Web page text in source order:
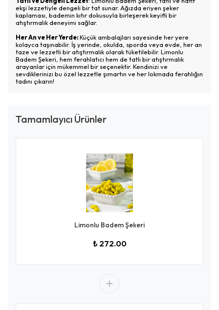
ekşi lezzetiyle dengeli bir tat sunar. Ağızda eriyen şeker
kaplaması, bademin kıtır dokusuyla birleşerek keyifli bir
atıştırmalık deneyimi sağlar.
Her An ve Her Yerde:Küçük ambalajları sayesinde her yere
kolayca taşınabilir. İş yerinde, okulda, sporda veya evde, her an
taze ve lezzetli bir atıştırmalık olarak tüketilebilir. Limonlu
Badem Şekeri, hem ferahlatıcı hem de tatlı bir atıştırmalık
arayanlar için mükemmel bir seçenektir. Kendinizi ve
sevdiklerinizi bu özel lezzetle şımartın ve her lokmada ferahlığın
tadını çıkarın!
Tamamlayıcı Ürünler
Limonlu Badem Şekeri
₺ 272.00